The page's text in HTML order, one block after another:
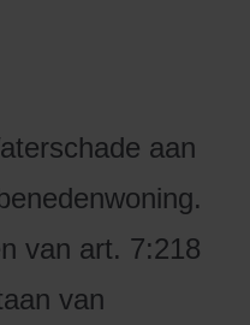
aan
van art. 7:218
van